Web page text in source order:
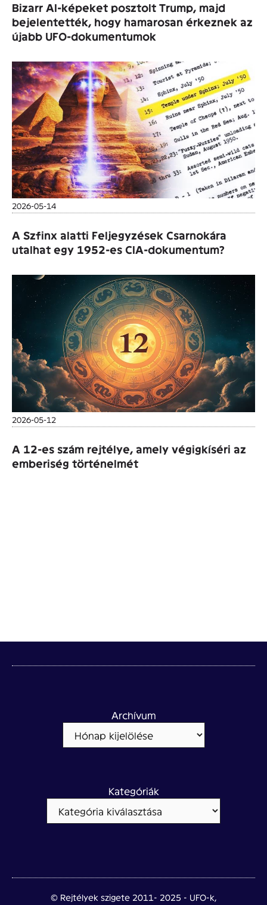
Bizarr AI-képeket posztolt Trump, majd
bejelentették, hogy hamarosan érkeznek az
újabb UFO-dokumentumok
2026-05-14
A Szfinx alatti Feljegyzések Csarnokára
utalhat egy 1952-es CIA-dokumentum?
2026-05-12
A 12-es szám rejtélye, amely végigkíséri az
emberiség történelmét
Archívum
Kategóriák
© Rejtélyek szigete 2011- 2025 - UFO-k,